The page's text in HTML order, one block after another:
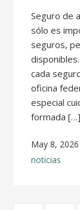
Seguro de
sólo es
seguros,
cada
oficina
especial
formada […]
May 8, 2026
noticias